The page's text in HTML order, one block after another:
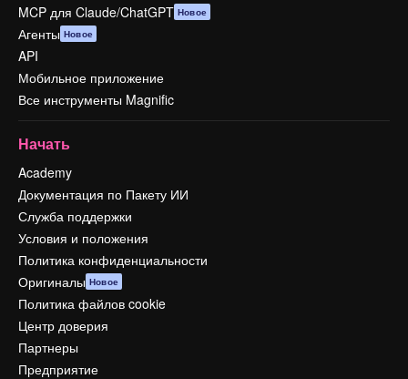
MCP для Claude/ChatGPT Новое
Агенты Новое
API
Мобильное приложение
Все инструменты Magnific
Начать
Academy
Документация по Пакету ИИ
Служба поддержки
Условия и положения
Политика конфиденциальности
Оригиналы Новое
Политика файлов cookie
Центр доверия
Партнеры
Предприятие